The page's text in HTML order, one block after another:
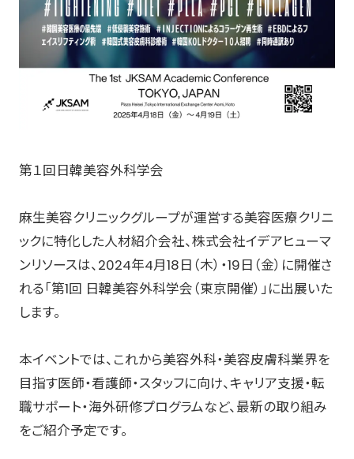
第１回日韓美容外科学会
麻生美容クリニックグループが運営する美容医療クリニ
ックに特化した人材紹介会社、株式会社イデアヒューマ
ンリソースは、2024年4月18日（木）・19日（金）に開催さ
れる「第1回 日韓美容外科学会（東京開催）」に出展いた
します。
本イベントでは、これから美容外科・美容皮膚科業界を
目指す医師・看護師・スタッフに向け、キャリア支援・転
職サポート・海外研修プログラムなど、最新の取り組み
をご紹介予定です。